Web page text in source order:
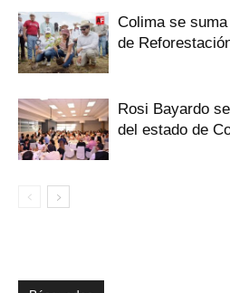
Colima se
de
Rosi Bayardo
del estado de